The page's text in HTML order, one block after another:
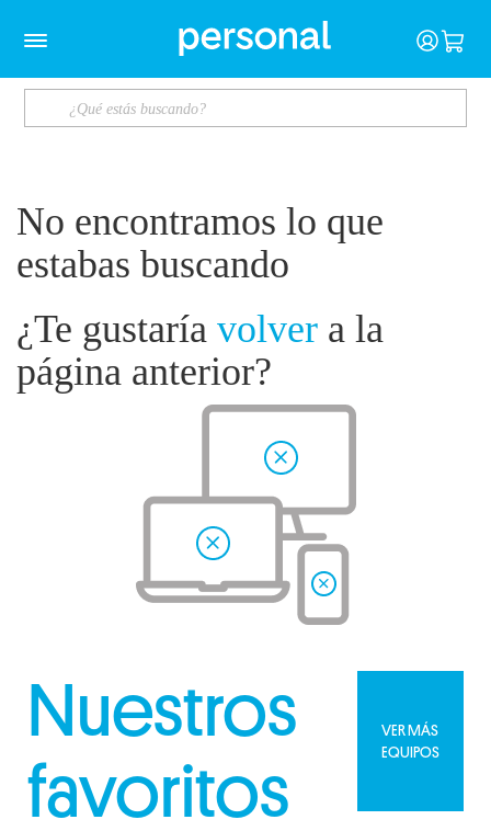
No encontramos lo que
estabas buscando
¿Te gustaría volver a la
página anterior?
Nuestros
favoritos
VER MÁS
EQUIPOS